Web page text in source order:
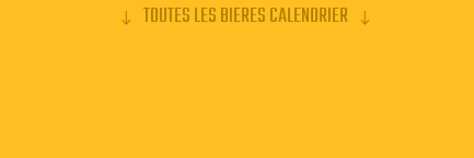
TOUTES LES BIERES CALENDRIER